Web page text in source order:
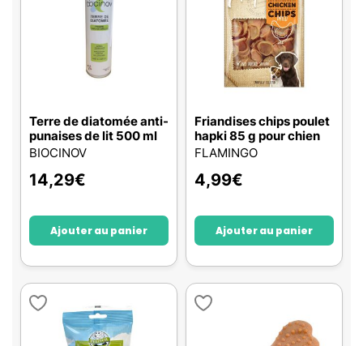
Terre de diatomée anti-
punaises de lit 500 ml
BIOCINOV
14,29€
Ajouter au panier
Friandises chips poulet
hapki 85 g pour chien
FLAMINGO
4,99€
Ajouter au panier